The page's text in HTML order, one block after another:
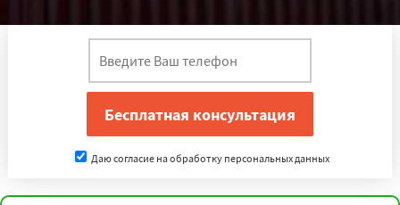
Даю согласие на обработку персональных данных